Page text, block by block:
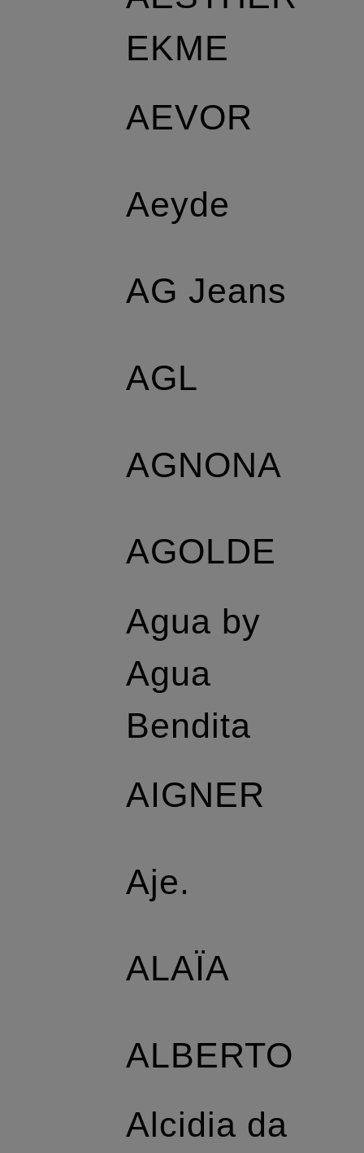
EKME
AEVOR
Aeyde
AG Jeans
AGL
AGNONA
AGOLDE
Agua by
Agua
Bendita
AIGNER
Aje.
ALAÏA
ALBERTO
Alcidia da